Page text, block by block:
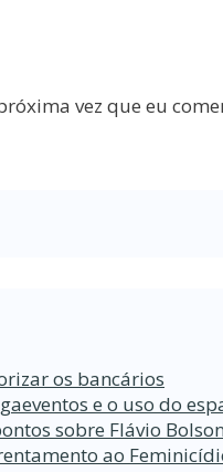
vez que eu
os bancários
e o uso do
sobre Flávio
ao